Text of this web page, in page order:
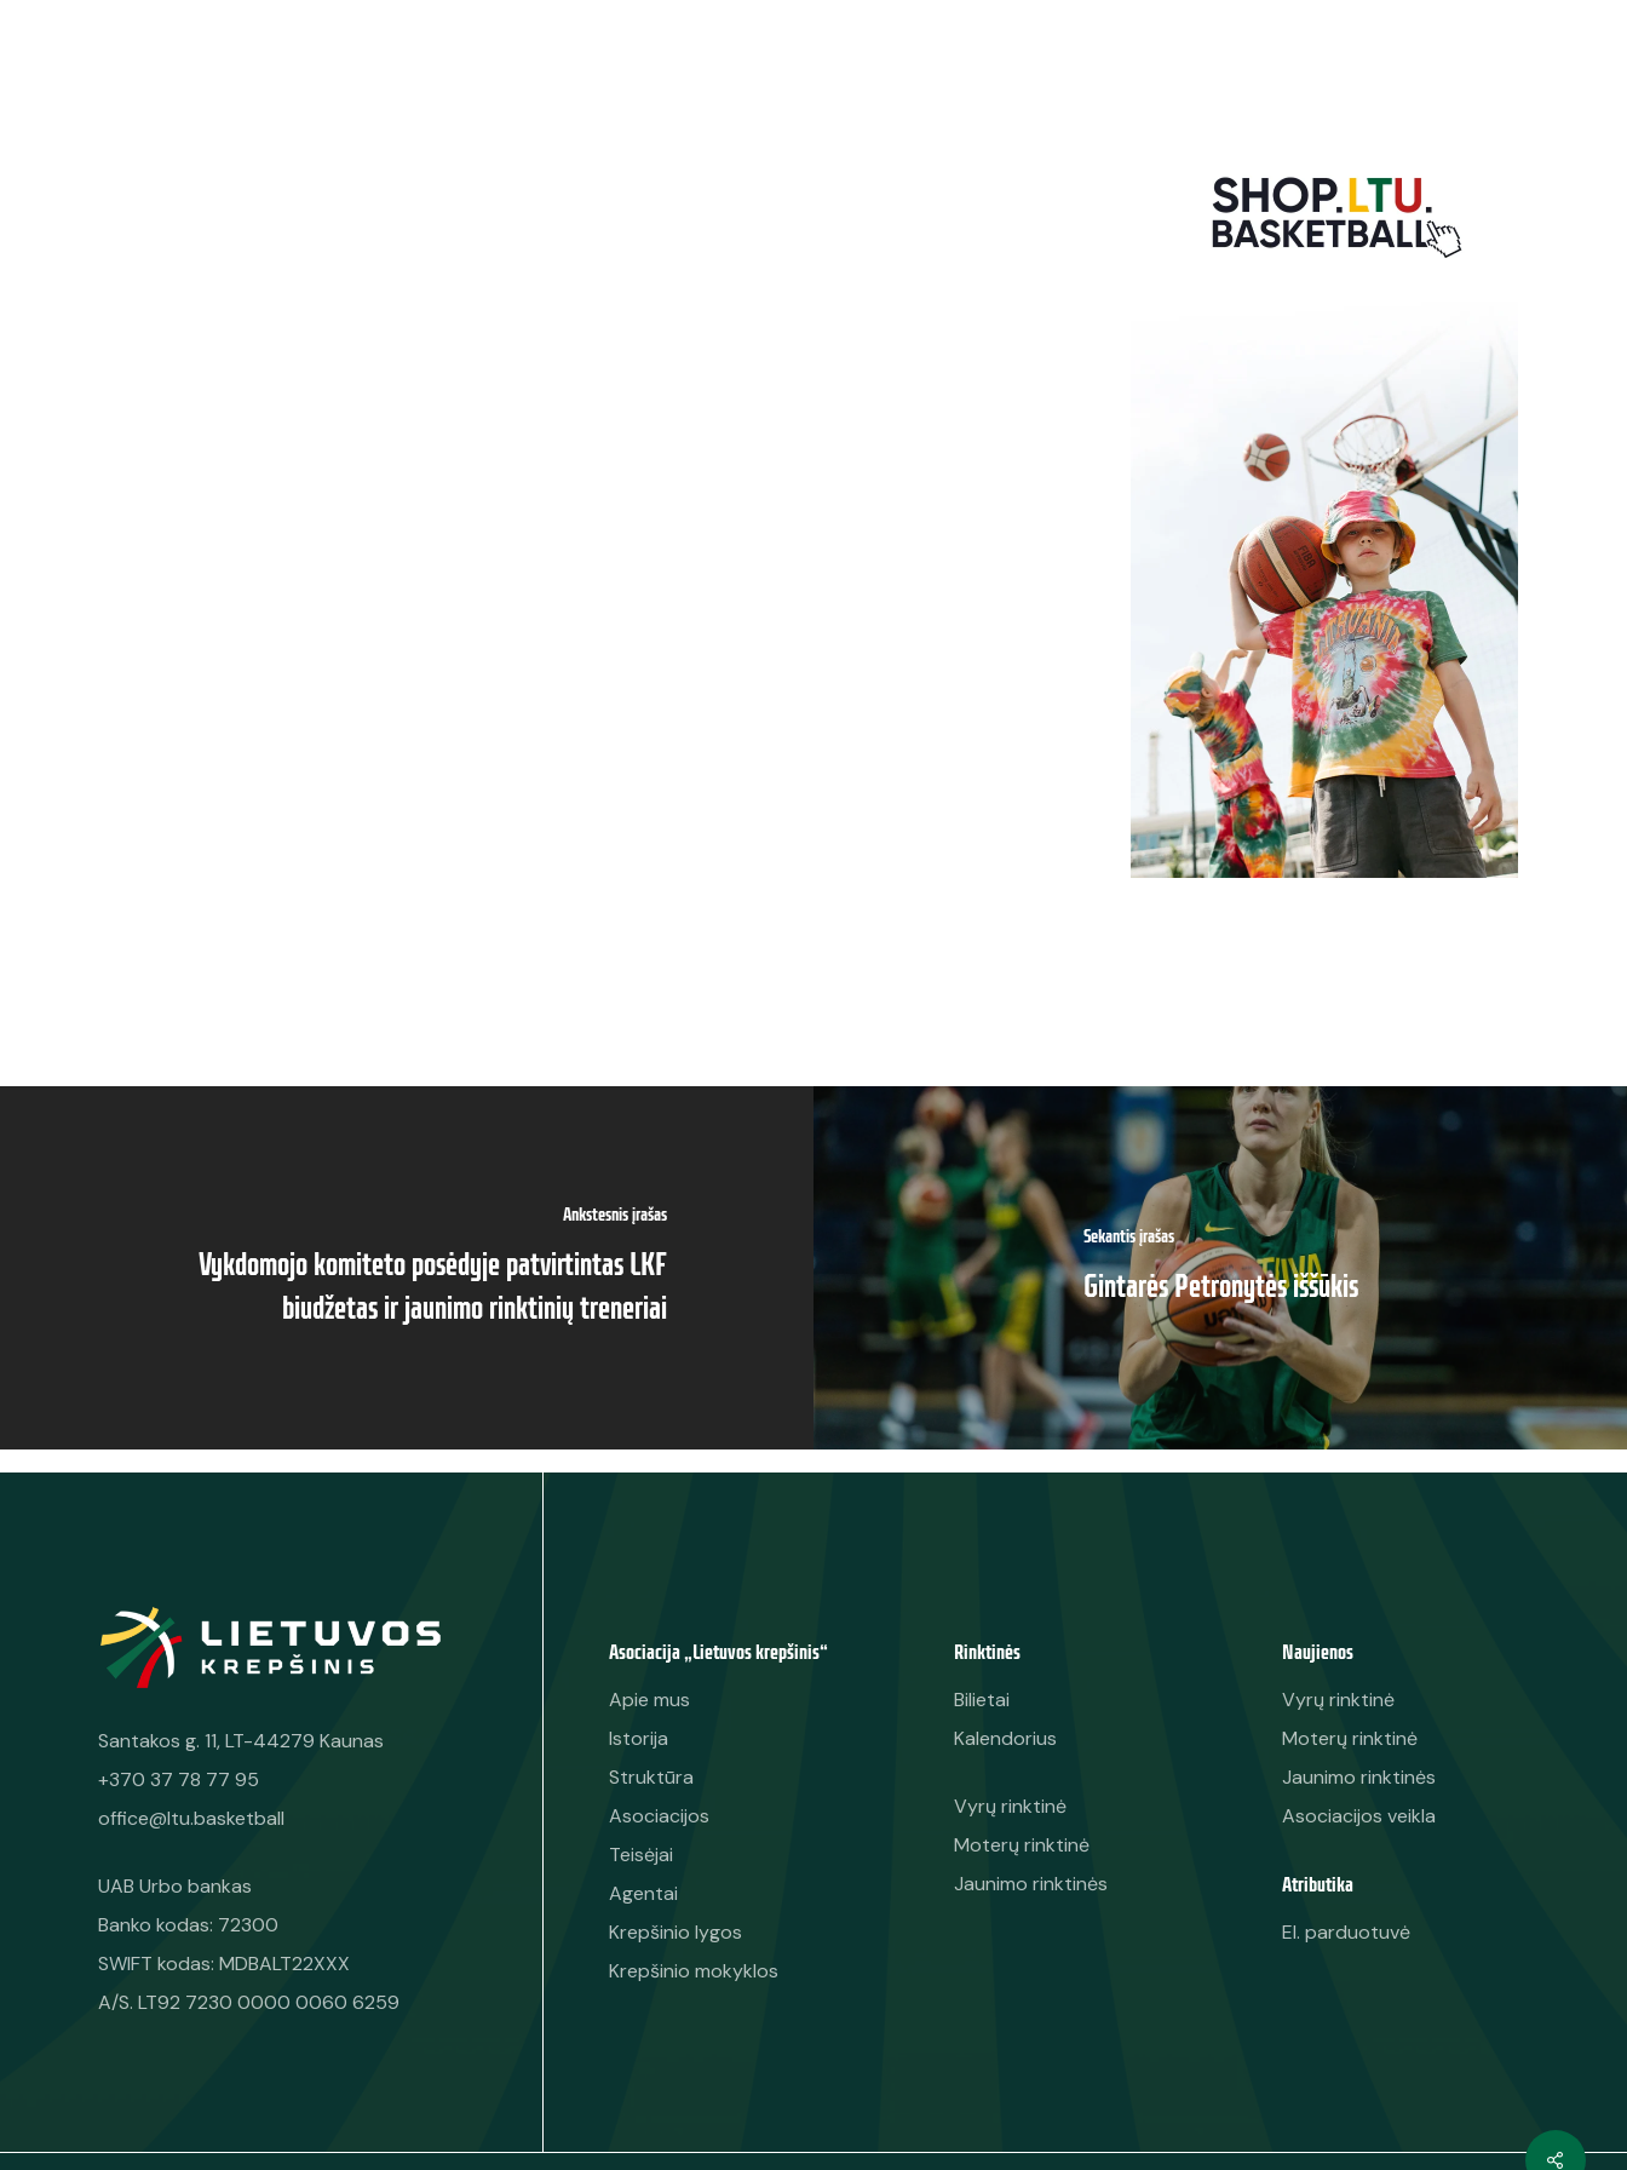
Ankstesnis įrašas
Vykdomojo komiteto posėdyje patvirtintas LKF
biudžetas ir jaunimo rinktinių treneriai
Sekantis įrašas
Gintarės Petronytės iššūkis
Santakos g. 11, LT-44279 Kaunas
+370 37 78 77 95
office@ltu.basketball
UAB Urbo bankas
Banko kodas: 72300
SWIFT kodas: MDBALT22XXX
A/S. LT92 7230 0000 0060 6259
Asociacija „Lietuvos krepšinis“
Apie mus
Istorija
Struktūra
Asociacijos
Teisėjai
Agentai
Krepšinio lygos
Krepšinio mokyklos
Rinktinės
Bilietai
Kalendorius
Vyrų rinktinė
Moterų rinktinė
Jaunimo rinktinės
Naujienos
Vyrų rinktinė
Moterų rinktinė
Jaunimo rinktinės
Asociacijos veikla
Atributika
El. parduotuvė